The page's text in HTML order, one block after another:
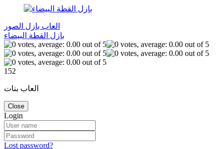
العاب بازل الصور
بازل القطة البيضاء
152
العاب بنات
Close
Login
Lost password?